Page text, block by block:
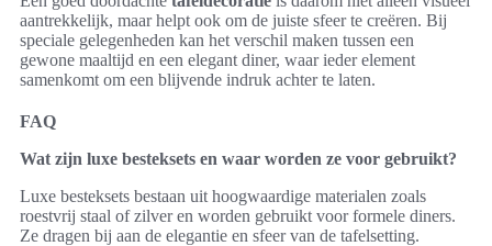
aantrekkelijk, maar helpt ook om de juiste sfeer te creëren. Bij
speciale gelegenheden kan het verschil maken tussen een
gewone maaltijd en een elegant diner, waar ieder element
samenkomt om een blijvende indruk achter te laten.
FAQ
Wat zijn luxe besteksets en waar worden ze voor gebruikt?
Luxe besteksets bestaan uit hoogwaardige materialen zoals
roestvrij staal of zilver en worden gebruikt voor formele diners.
Ze dragen bij aan de elegantie en sfeer van de tafelsetting.